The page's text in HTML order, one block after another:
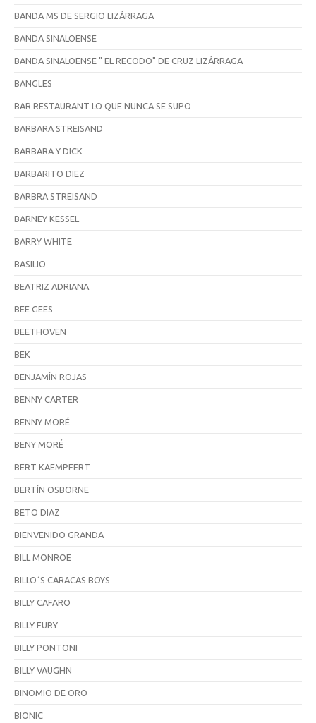
BANDA MS DE SERGIO LIZÁRRAGA
BANDA SINALOENSE
BANDA SINALOENSE " EL RECODO" DE CRUZ LIZÁRRAGA
BANGLES
BAR RESTAURANT LO QUE NUNCA SE SUPO
BARBARA STREISAND
BARBARA Y DICK
BARBARITO DIEZ
BARBRA STREISAND
BARNEY KESSEL
BARRY WHITE
BASILIO
BEATRIZ ADRIANA
BEE GEES
BEETHOVEN
BEK
BENJAMÍN ROJAS
BENNY CARTER
BENNY MORÉ
BENY MORÉ
BERT KAEMPFERT
BERTÍN OSBORNE
BETO DIAZ
BIENVENIDO GRANDA
BILL MONROE
BILLO´S CARACAS BOYS
BILLY CAFARO
BILLY FURY
BILLY PONTONI
BILLY VAUGHN
BINOMIO DE ORO
BIONIC